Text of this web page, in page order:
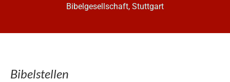
Bibelgesellschaft, Stuttgart
Bibelstellen